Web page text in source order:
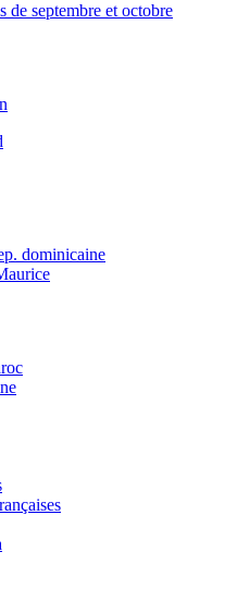
de septembre et octobre
dominicaine